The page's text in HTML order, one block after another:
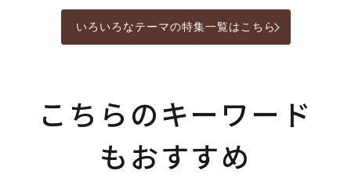
いろいろなテーマの特集一覧はこちら
こちらのキーワード
もおすすめ